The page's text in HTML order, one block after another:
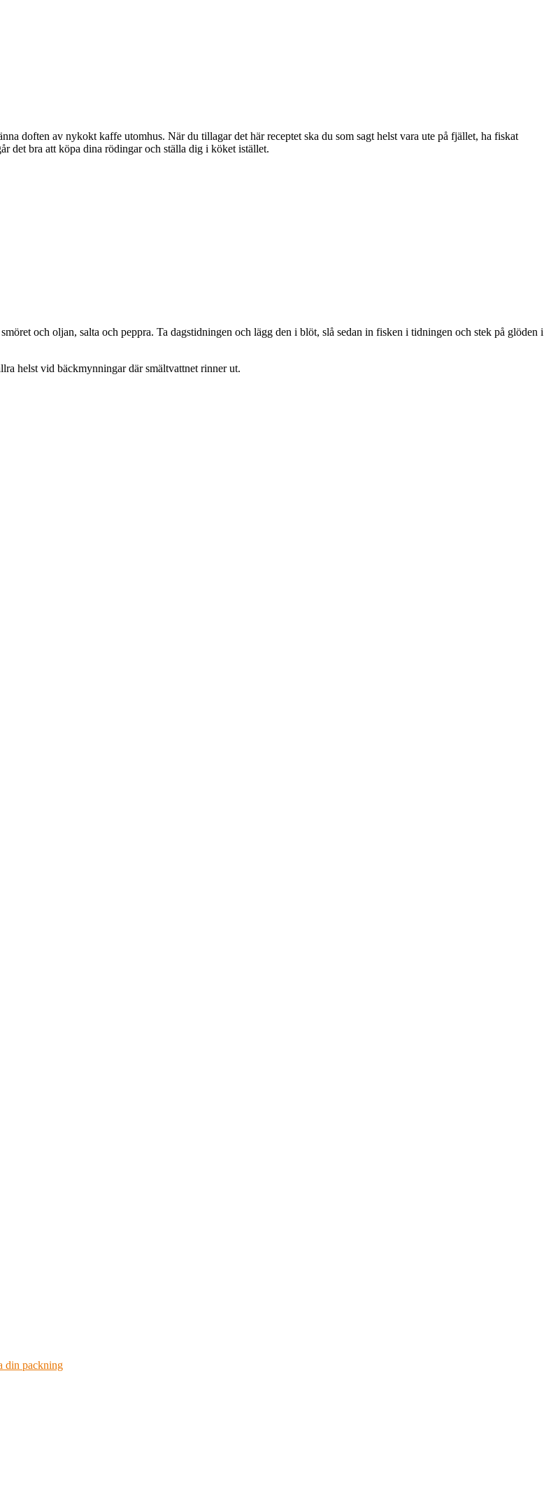
doften av nykokt kaffe utomhus. När du tillagar det här receptet ska du som sagt helst vara ute på fjället, ha fiskat
det bra att köpa dina rödingar och ställa dig i köket istället.
och oljan, salta och peppra. Ta dagstidningen och lägg den i blöt, slå sedan in fisken i tidningen och stek på glöden i
helst vid bäckmynningar där smältvattnet rinner ut.
din packning